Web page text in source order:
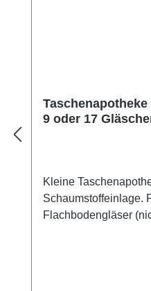
9 oder 17
Kleine
Schaumstoffeinlage.
Flachbodengläser